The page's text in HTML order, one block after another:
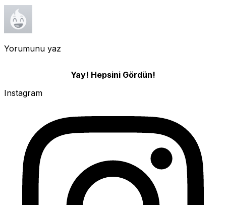
Yorumunu yaz
Yay! Hepsini Gördün!
Instagram